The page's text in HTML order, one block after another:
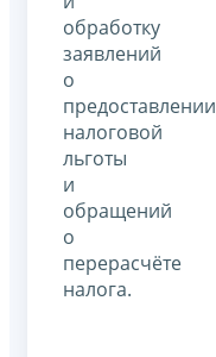
обработку
заявлений
о
предоставлении
налоговой
льготы
и
обращений
о
перерасчёте
налога.